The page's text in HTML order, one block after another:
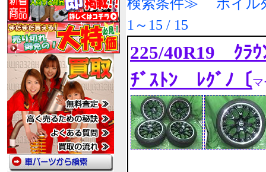
検索条件≫ ホイル
1～15 / 15
225/40R19 ｸﾗ
ﾁﾞｽﾄﾝ ﾚｸﾞﾉ〔